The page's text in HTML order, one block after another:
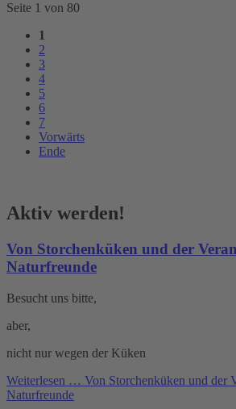
Seite 1 von 80
1
2
3
4
5
6
7
Vorwärts
Ende
Aktiv werden!
Von Storchenküken und der
Naturfreunde
Besucht uns bitte,
aber,
nicht nur wegen der Küken
Weiterlesen … Von Storchenküken und der
Naturfreunde